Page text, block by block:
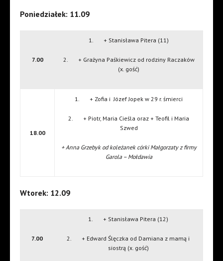
Poniedziałek: 11.09
7.00
1. + Stanisława Pitera (11)
2. + Grażyna Paśkiewicz od rodziny Raczaków
(x. gość)
18.00
1. + Zofia i Józef Jopek w 29 r. śmierci
2. + Piotr, Maria Cieśla oraz + Teofil i Maria
Szwed
+ Anna Grzebyk od koleżanek córki Małgorzaty z firmy
Garola – Mołdawia
Wtorek: 12.09
7.00
1. + Stanisława Pitera (12)
2. + Edward Ślęczka od Damiana z mamą i
siostrą (x. gość)